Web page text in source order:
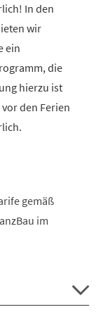
In den
wir
ein
die
hierzu ist
den Ferien
gemäß
im